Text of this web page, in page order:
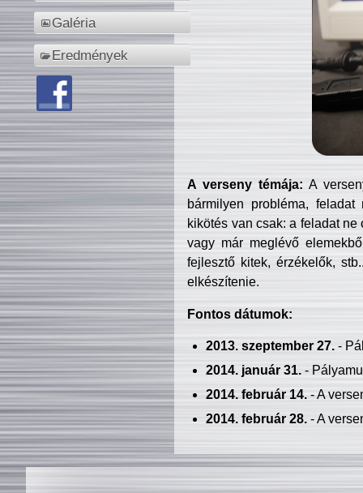
Galéria
Eredmények
A verseny témája: A
bármilyen probléma, feladat
kikötés van csak: a feladat
vagy már meglévő
fejlesztő kitek, érzékelők,
elkészítenie.
Fontos dátumok:
2013. szeptember 27.-
2014. január 31.-
2014. február 14.- A
2014. február 28.- A